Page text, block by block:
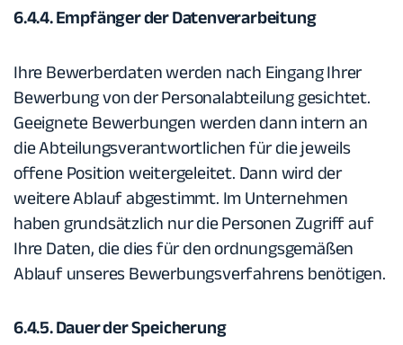
6.4.4. Empfänger der Datenverarbeitung
Ihre Bewerberdaten werden nach Eingang Ihrer
Bewerbung von der Personalabteilung gesichtet.
Geeignete Bewerbungen werden dann intern an
die Abteilungsverantwortlichen für die jeweils
offene Position weitergeleitet. Dann wird der
weitere Ablauf abgestimmt. Im Unternehmen
haben grundsätzlich nur die Personen Zugriff auf
Ihre Daten, die dies für den ordnungsgemäßen
Ablauf unseres Bewerbungsverfahrens benötigen.
6.4.5. Dauer der Speicherung